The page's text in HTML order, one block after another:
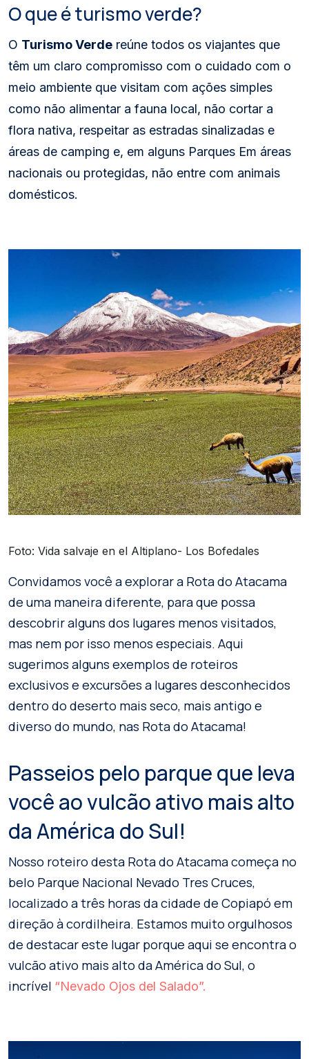
O que é turismo verde?
O Turismo Verde reúne todos os viajantes que
têm um claro compromisso com o cuidado com o
meio ambiente que visitam com ações simples
como não alimentar a fauna local, não cortar a
flora nativa, respeitar as estradas sinalizadas e
áreas de camping e, em alguns Parques Em áreas
nacionais ou protegidas, não entre com animais
domésticos.
Foto: Vida salvaje en el Altiplano- Los Bofedales
Convidamos você a explorar a Rota do Atacama
de uma maneira diferente, para que possa
descobrir alguns dos lugares menos visitados,
mas nem por isso menos especiais. Aqui
sugerimos alguns exemplos de roteiros
exclusivos e excursões a lugares desconhecidos
dentro do deserto mais seco, mais antigo e
diverso do mundo, nas Rota do Atacama!
Passeios pelo parque que leva
você ao vulcão ativo mais alto
da América do Sul!
Nosso roteiro desta Rota do Atacama começa no
belo Parque Nacional Nevado Tres Cruces,
localizado a três horas da cidade de Copiapó em
direção à cordilheira. Estamos muito orgulhosos
de destacar este lugar porque aqui se encontra o
vulcão ativo mais alto da América do Sul, o
incrível “Nevado Ojos del Salado”.